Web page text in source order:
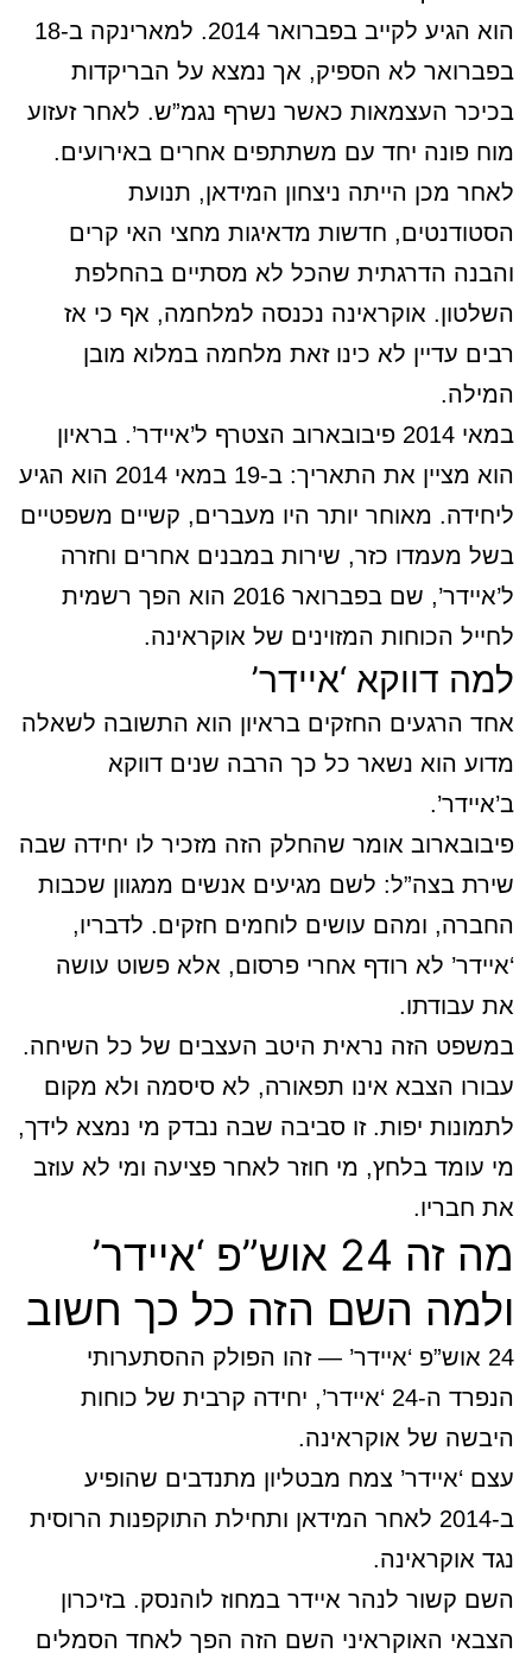
הוא הגיע לקייב בפברואר 2014. למארינקה ב-18
בפברואר לא הספיק, אך נמצא על הבריקדות
בכיכר העצמאות כאשר נשרף נגמ”ש. לאחר זעזוע
מוח פונה יחד עם משתתפים אחרים באירועים.
לאחר מכן הייתה ניצחון המידאן, תנועת
הסטודנטים, חדשות מדאיגות מחצי האי קרים
והבנה הדרגתית שהכל לא מסתיים בהחלפת
השלטון. אוקראינה נכנסה למלחמה, אף כי אז
רבים עדיין לא כינו זאת מלחמה במלוא מובן
המילה.
במאי 2014 פיבובארוב הצטרף ל’איידר’. בראיון
הוא מציין את התאריך: ב-19 במאי 2014 הוא הגיע
ליחידה. מאוחר יותר היו מעברים, קשיים משפטיים
בשל מעמדו כזר, שירות במבנים אחרים וחזרה
ל’איידר’, שם בפברואר 2016 הוא הפך רשמית
לחייל הכוחות המזוינים של אוקראינה.
למה דווקא ‘איידר’
אחד הרגעים החזקים בראיון הוא התשובה לשאלה
מדוע הוא נשאר כל כך הרבה שנים דווקא
ב’איידר’.
פיבובארוב אומר שהחלק הזה מזכיר לו יחידה שבה
שירת בצה”ל: לשם מגיעים אנשים ממגוון שכבות
החברה, ומהם עושים לוחמים חזקים. לדבריו,
‘איידר’ לא רודף אחרי פרסום, אלא פשוט עושה
את עבודתו.
במשפט הזה נראית היטב העצבים של כל השיחה.
עבורו הצבא אינו תפאורה, לא סיסמה ולא מקום
לתמונות יפות. זו סביבה שבה נבדק מי נמצא לידך,
מי עומד בלחץ, מי חוזר לאחר פציעה ומי לא עוזב
את חבריו.
מה זה 24 אוש”פ ‘איידר’
ולמה השם הזה כל כך חשוב
24 אוש”פ ‘איידר’ — זהו הפולק ההסתערותי
הנפרד ה-24 ‘איידר’, יחידה קרבית של כוחות
היבשה של אוקראינה.
עצם ‘איידר’ צמח מבטליון מתנדבים שהופיע
ב-2014 לאחר המידאן ותחילת התוקפנות הרוסית
נגד אוקראינה.
השם קשור לנהר איידר במחוז לוהנסק. בזיכרון
הצבאי האוקראיני השם הזה הפך לאחד הסמלים